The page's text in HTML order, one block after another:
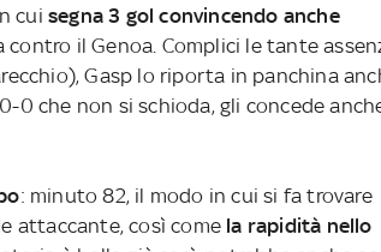
cui segna 3 gol convincendo anche
il Genoa. Complici le tante
Gasp lo riporta in panchina
0 che non si schioda, gli concede
: minuto 82, il modo in cui si fa trovare
attaccante, così come la rapidità nello